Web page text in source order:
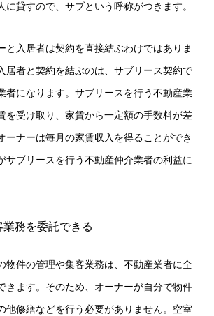
に貸すので、サブという呼称がつきます。
と入居者は契約を直接結ぶわけではありま
居者と契約を結ぶのは、サブリース契約で
者になります。サブリースを行う不動産業
を受け取り、家賃から一定額の手数料が差
ーナーは毎月の家賃収入を得ることができ
サブリースを行う不動産仲介業者の利益に
務を委託できる
物件の管理や集客業務は、不動産業者に全
きます。そのため、オーナーが自分で物件
他修繕などを行う必要がありません。空室